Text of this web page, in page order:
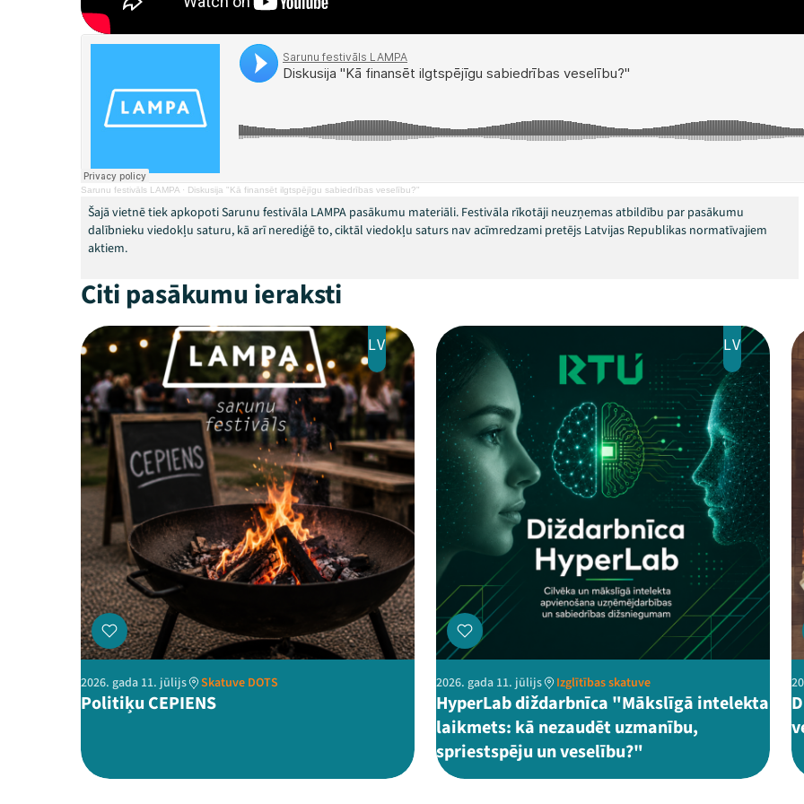
Sarunu festivāls LAMPA · Diskusija "Kā finansēt ilgtspējīgu sabiedrības veselību?"
Šajā vietnē tiek apkopoti Sarunu festivāla LAMPA pasākumu materiāli. Festivāla rīkotāji neuzņemas atbildību par pasākumu
dalībnieku viedokļu saturu, kā arī nerediģē to, ciktāl viedokļu saturs nav acīmredzami pretējs Latvijas Republikas normatīvajiem
aktiem.
Citi pasākumu ieraksti
LV
2026. gada 11. jūlijs Skatuve DOTS
Politiķu CEPIENS
LV
2026. gada 11. jūlijs Izglītības skatuve
HyperLab diždarbnīca "Mākslīgā intelekta
laikmets: kā nezaudēt uzmanību,
spriestspēju un veselību?"